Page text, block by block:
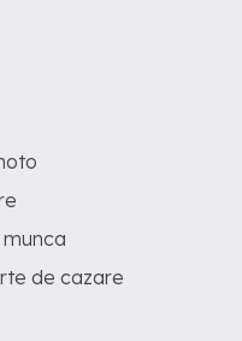
de cazare